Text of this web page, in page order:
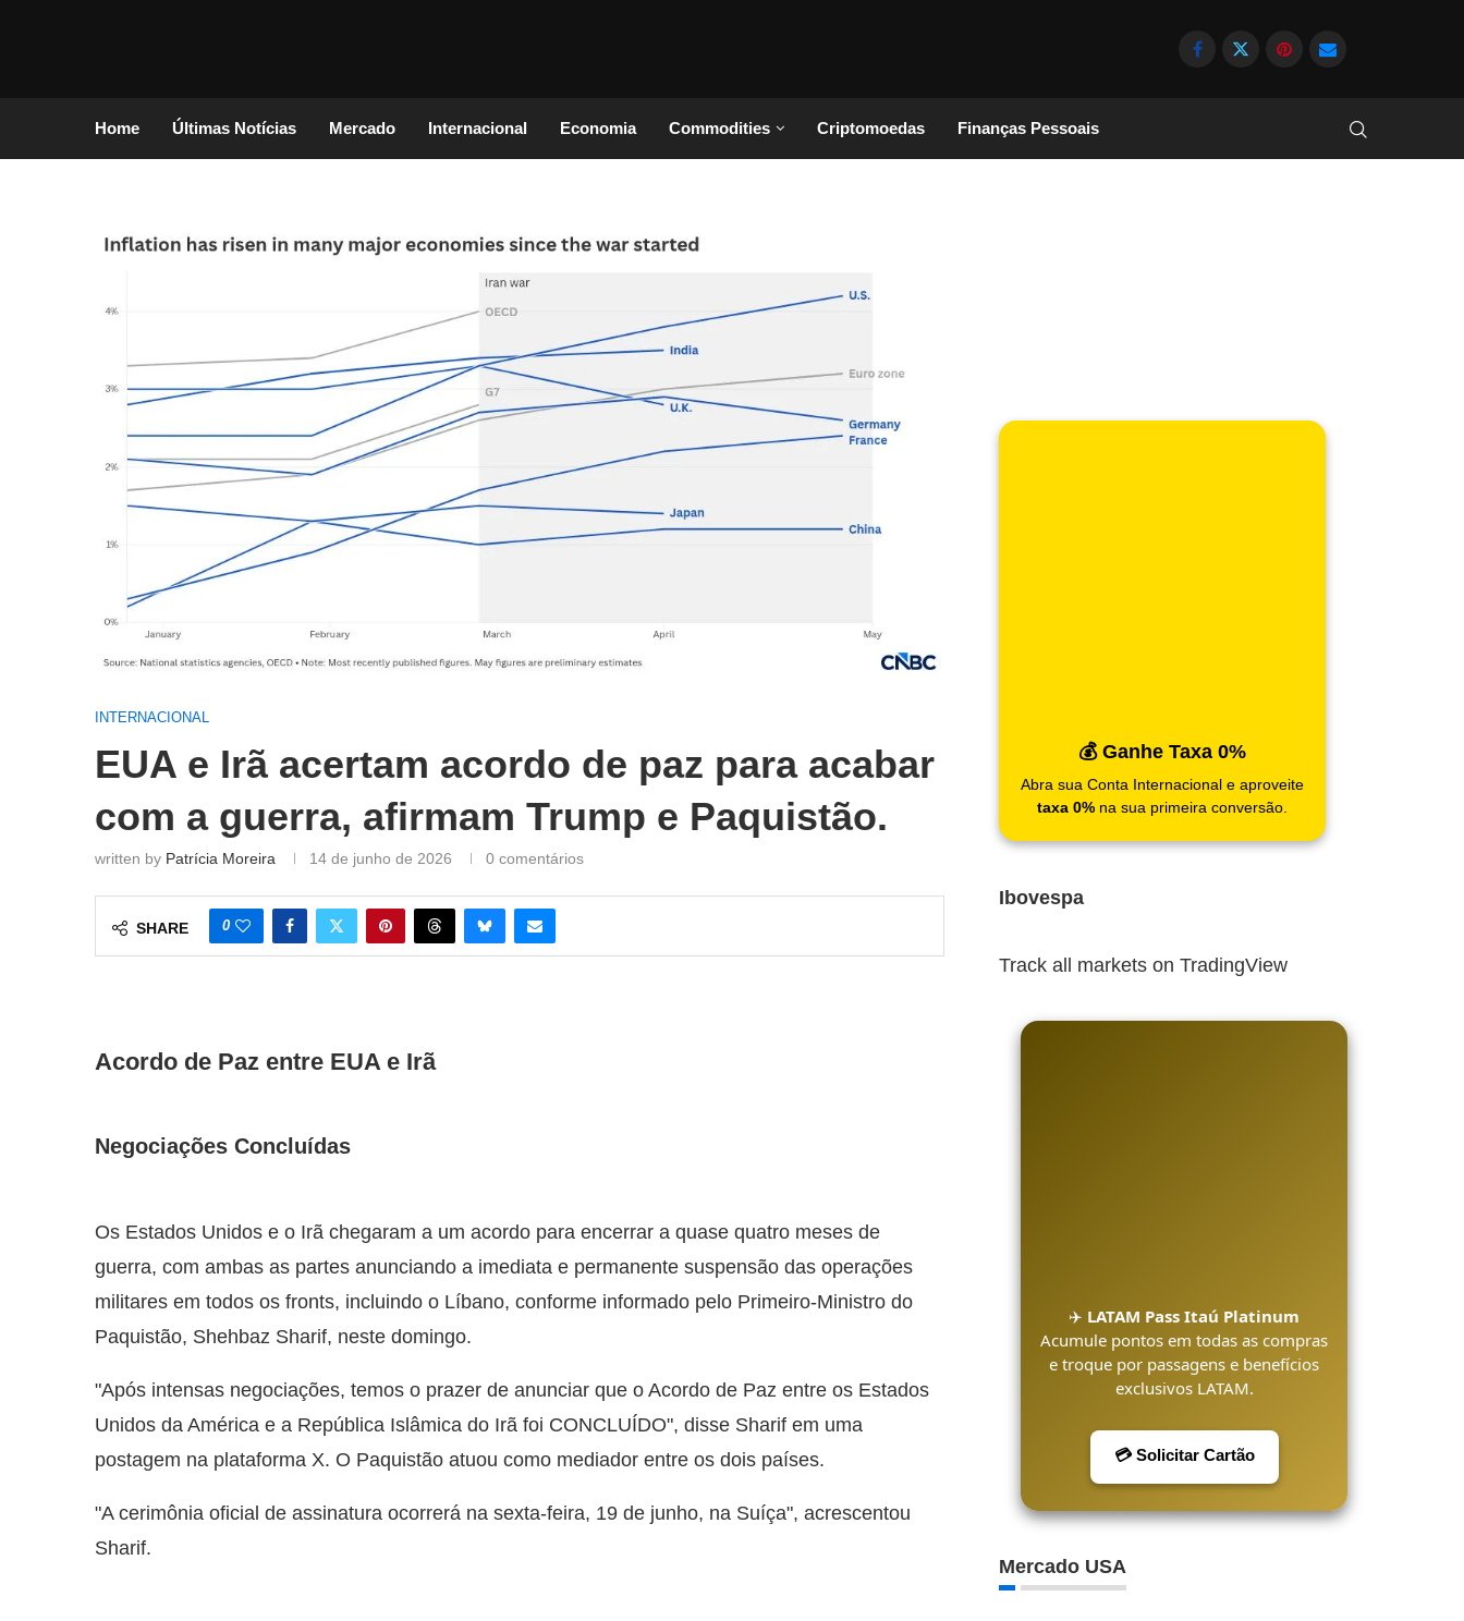
Home Últimas Notícias Mercado Internacional Economia Commodities Criptomoedas Finanças Pessoais
INTERNACIONAL
EUA e Irã acertam acordo de paz para acabar
com a guerra, afirmam Trump e Paquistão.
written by Patrícia Moreira 14 de junho de 2026 0 comentários
SHARE 0
Acordo de Paz entre EUA e Irã
Negociações Concluídas
Os Estados Unidos e o Irã chegaram a um acordo para encerrar a quase quatro meses de
guerra, com ambas as partes anunciando a imediata e permanente suspensão das operações
militares em todos os fronts, incluindo o Líbano, conforme informado pelo Primeiro-Ministro do
Paquistão, Shehbaz Sharif, neste domingo.
"Após intensas negociações, temos o prazer de anunciar que o Acordo de Paz entre os Estados
Unidos da América e a República Islâmica do Irã foi CONCLUÍDO", disse Sharif em uma
postagem na plataforma X. O Paquistão atuou como mediador entre os dois países.
"A cerimônia oficial de assinatura ocorrerá na sexta-feira, 19 de junho, na Suíça", acrescentou
Sharif.
💰 Ganhe Taxa 0%
Abra sua Conta Internacional e aproveite
taxa 0% na sua primeira conversão.
Ibovespa
Track all markets on TradingView
✈️ LATAM Pass Itaú Platinum
Acumule pontos em todas as compras
e troque por passagens e benefícios
exclusivos LATAM.
💳 Solicitar Cartão
Mercado USA